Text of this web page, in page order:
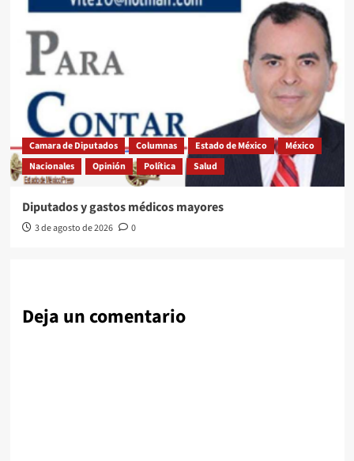
Camara de Diputados Columnas Estado de México
México
Nacionales
Opinión Política Salud
Diputados y gastos médicos mayores
3 de agosto de 2026 0
Deja un comentario